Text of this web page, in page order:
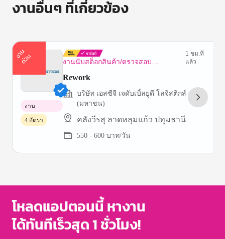
งานอื่นๆ ที่เกี่ยวข้อง
ง
า
น
ด่
ว
น
งานนับสต็อกสินค้า/ตรวจสอบ
1 ชม.ที่
แล้ว
Rework
บริษัท เอสซีจี เจดับเบิ้ลยูดี โลจิสติกส์ จำกัด
(มหาชน)
คลังวีรสุ ลาดหลุมแก้ว ปทุมธานี
550 - 600 บาท/วัน
งาน
พาร์ทไทม์
4 อัตรา
of
โหลดแอปตอนนี้ หางาน
ได้ทันทีเร็วสุด 1 ชั่วโมง!